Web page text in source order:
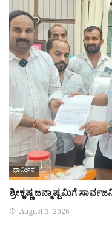
ಧಾರ್ಮಿಕ
ಶ್ರೀಕೃಷ್ಣ ಜನ್ಮಾಷ್ಟಮಿಗೆ
August 3, 2026